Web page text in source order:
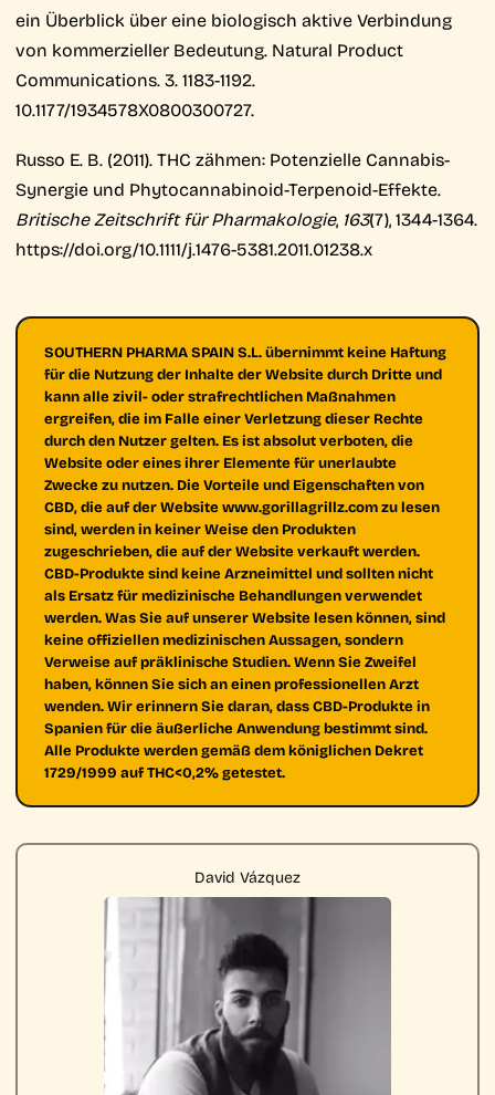
ein Überblick über eine biologisch aktive Verbindung
von kommerzieller Bedeutung. Natural Product
Communications. 3. 1183-1192.
10.1177/1934578X0800300727.
Russo E. B. (2011). THC zähmen: Potenzielle Cannabis-
Synergie und Phytocannabinoid-Terpenoid-Effekte.
Britische Zeitschrift für Pharmakologie, 163(7), 1344-1364.
https://doi.org/10.1111/j.1476-5381.2011.01238.x
SOUTHERN PHARMA SPAIN S.L. übernimmt keine Haftung
für die Nutzung der Inhalte der Website durch Dritte und
kann alle zivil- oder strafrechtlichen Maßnahmen
ergreifen, die im Falle einer Verletzung dieser Rechte
durch den Nutzer gelten. Es ist absolut verboten, die
Website oder eines ihrer Elemente für unerlaubte
Zwecke zu nutzen. Die Vorteile und Eigenschaften von
CBD, die auf der Website www.gorillagrillz.com zu lesen
sind, werden in keiner Weise den Produkten
zugeschrieben, die auf der Website verkauft werden.
CBD-Produkte sind keine Arzneimittel und sollten nicht
als Ersatz für medizinische Behandlungen verwendet
werden. Was Sie auf unserer Website lesen können, sind
keine offiziellen medizinischen Aussagen, sondern
Verweise auf präklinische Studien. Wenn Sie Zweifel
haben, können Sie sich an einen professionellen Arzt
wenden. Wir erinnern Sie daran, dass CBD-Produkte in
Spanien für die äußerliche Anwendung bestimmt sind.
Alle Produkte werden gemäß dem königlichen Dekret
1729/1999 auf THC<0,2% getestet.
David Vázquez